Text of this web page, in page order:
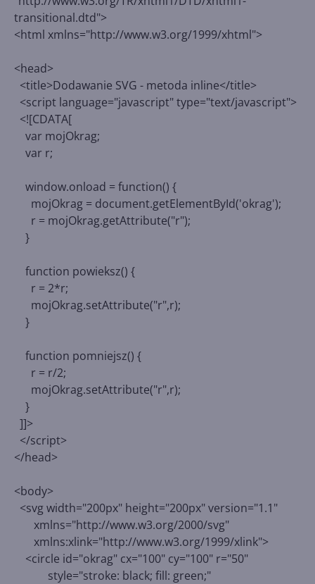
transitional.dtd">
<html xmlns="http://www.w3.org/1999/xhtml">
<head>
<title>Dodawanie SVG - metoda inline</title>
<script language="javascript" type="text/javascript">
<![CDATA[
var mojOkrag;
var r;
window.onload = function() {
mojOkrag = document.getElementById('okrag');
r = mojOkrag.getAttribute("r");
}
function powieksz() {
r = 2*r;
mojOkrag.setAttribute("r",r);
}
function pomniejsz() {
r = r/2;
mojOkrag.setAttribute("r",r);
}
]]>
</script>
</head>
<body>
<svg width="200px" height="200px" version="1.1"
xmlns="http://www.w3.org/2000/svg"
xmlns:xlink="http://www.w3.org/1999/xlink">
<circle id="okrag" cx="100" cy="100" r="50"
style="stroke: black; fill: green;"